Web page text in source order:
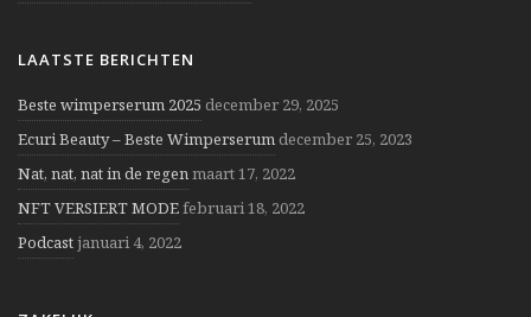
LAATSTE BERICHTEN
Beste wimperserum 2025 december 29, 2025
Ecuri Beauty – Beste Wimperserum december 25, 2023
Nat, nat, nat in de regenmaart 17, 2022
NFT VERSIERT MODEfebruari 18, 2022
Podcastjanuari 4, 2022